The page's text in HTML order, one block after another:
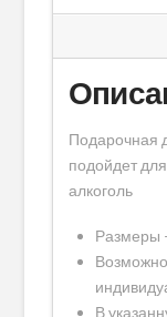
Подарочная
подойдет
алкоголь
Размеры
В